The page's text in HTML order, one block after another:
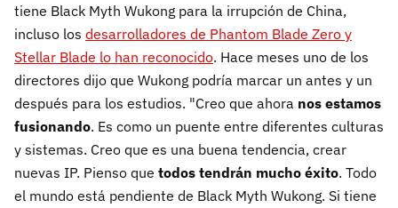
tiene Black Myth Wukong para la irrupción de China,
incluso los desarrolladores de Phantom Blade Zero y
Stellar Blade lo han reconocido. Hace meses uno de los
directores dijo que Wukong podría marcar un antes y un
después para los estudios. "Creo que ahora nos estamos
fusionando. Es como un puente entre diferentes culturas
y sistemas. Creo que es una buena tendencia, crear
nuevas IP. Pienso que todos tendrán mucho éxito. Todo
el mundo está pendiente de Black Myth Wukong. Si tiene